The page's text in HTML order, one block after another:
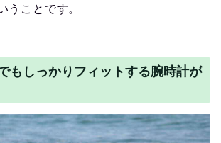
うことです。
もしっかりフィットする腕時計が